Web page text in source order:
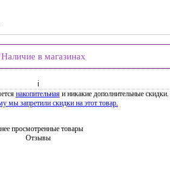
Наличие в магазинах
ℹ
накопительнаяи никакие дополнительные скидки.
мы запретили скидки на этот товар.
просмотренные товары
Отзывы